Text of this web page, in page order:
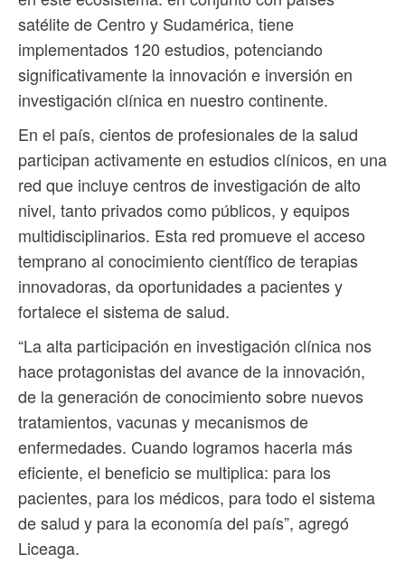
satélite de Centro y Sudamérica, tiene
implementados 120 estudios, potenciando
significativamente la innovación e inversión en
investigación clínica en nuestro continente.
En el país, cientos de profesionales de la salud
participan activamente en estudios clínicos, en una
red que incluye centros de investigación de alto
nivel, tanto privados como públicos, y equipos
multidisciplinarios. Esta red promueve el acceso
temprano al conocimiento científico de terapias
innovadoras, da oportunidades a pacientes y
fortalece el sistema de salud.
“La alta participación en investigación clínica nos
hace protagonistas del avance de la innovación,
de la generación de conocimiento sobre nuevos
tratamientos, vacunas y mecanismos de
enfermedades. Cuando logramos hacerla más
eficiente, el beneficio se multiplica: para los
pacientes, para los médicos, para todo el sistema
de salud y para la economía del país”, agregó
Liceaga.